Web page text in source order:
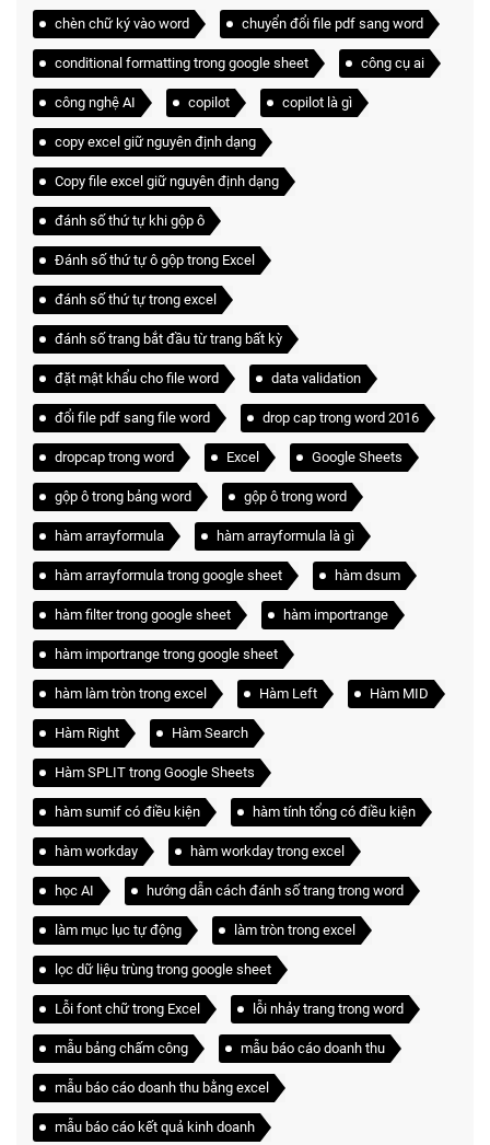
chèn chữ ký vào word chuyển đổi file pdf sang word
conditional formatting trong google sheet công cụ ai
công nghệ AI copilot copilot là gì
copy excel giữ nguyên định dạng
Copy file excel giữ nguyên định dạng
đánh số thứ tự khi gộp ô
Đánh số thứ tự ô gộp trong Excel
đánh số thứ tự trong excel
đánh số trang bắt đầu từ trang bất kỳ
đặt mật khẩu cho file word data validation
đổi file pdf sang file word drop cap trong word 2016
dropcap trong word Excel Google Sheets
gộp ô trong bảng word gộp ô trong word
hàm arrayformula hàm arrayformula là gì
hàm arrayformula trong google sheet hàm dsum
hàm filter trong google sheet hàm importrange
hàm importrange trong google sheet
hàm làm tròn trong excel Hàm Left Hàm MID
Hàm Right Hàm Search
Hàm SPLIT trong Google Sheets
hàm sumif có điều kiện hàm tính tổng có điều kiện
hàm workday hàm workday trong excel
học AI hướng dẫn cách đánh số trang trong word
làm mục lục tự động làm tròn trong excel
lọc dữ liệu trùng trong google sheet
Lỗi font chữ trong Excel lỗi nhảy trang trong word
mẫu bảng chấm công mẫu báo cáo doanh thu
mẫu báo cáo doanh thu bằng excel
mẫu báo cáo kết quả kinh doanh